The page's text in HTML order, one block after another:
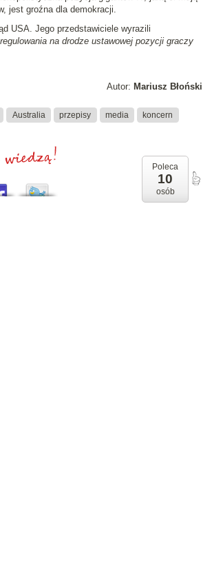
jest groźna dla demokracji.
USA. Jego przedstawiciele wyrazili
na drodze ustawowej pozycji graczy
Autor: Mariusz Błoński
Australia przepisy media koncern
Poleca
10
osób